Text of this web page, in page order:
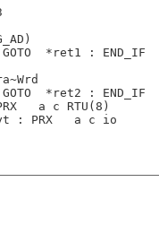
GOTO  *ret1 : END_IF
GOTO  *ret2 : END_IF
a c RTU(8)
: PRX   a c io